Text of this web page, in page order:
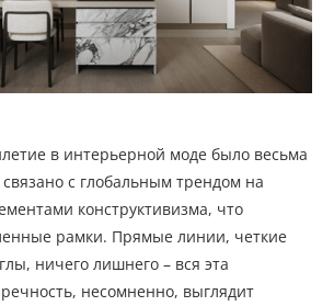
в интерьерной моде было весьма
с глобальным трендом на
конструктивизма, что
рамки. Прямые линии, четкие
ничего лишнего – вся эта
несомненно, выглядит